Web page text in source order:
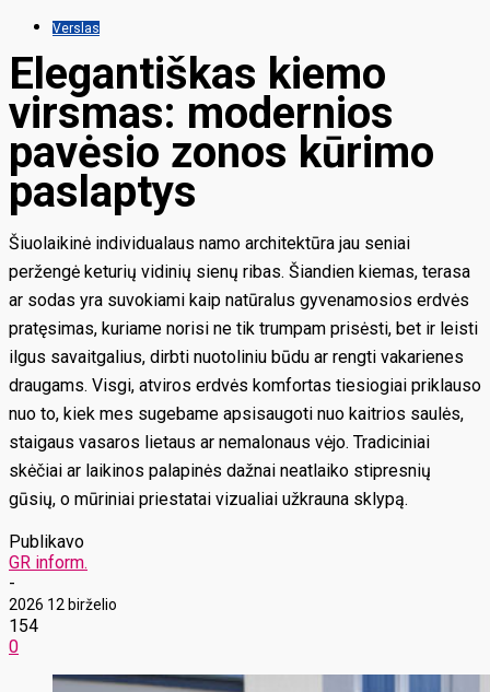
Verslas
Elegantiškas kiemo
virsmas: modernios
pavėsio zonos kūrimo
paslaptys
Šiuolaikinė individualaus namo architektūra jau seniai
peržengė keturių vidinių sienų ribas. Šiandien kiemas, terasa
ar sodas yra suvokiami kaip natūralus gyvenamosios erdvės
pratęsimas, kuriame norisi ne tik trumpam prisėsti, bet ir leisti
ilgus savaitgalius, dirbti nuotoliniu būdu ar rengti vakarienes
draugams. Visgi, atviros erdvės komfortas tiesiogiai priklauso
nuo to, kiek mes sugebame apsisaugoti nuo kaitrios saulės,
staigaus vasaros lietaus ar nemalonaus vėjo. Tradiciniai
skėčiai ar laikinos palapinės dažnai neatlaiko stipresnių
gūsių, o mūriniai priestatai vizualiai užkrauna sklypą.
Publikavo
GR inform.
-
2026 12 birželio
154
0